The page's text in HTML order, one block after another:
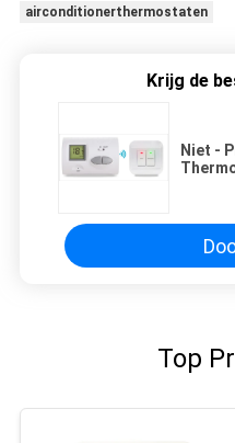
airconditionerthermostaten
Krijg de
Niet -
Top